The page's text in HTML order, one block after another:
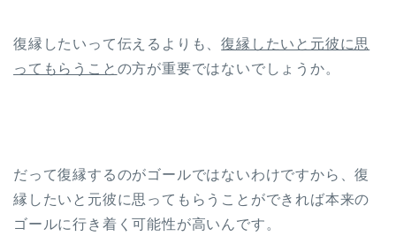
復縁したいって伝えるよりも、復縁したいと元彼に思
ってもらうこと の方が重要ではないでしょうか。
だって復縁するのがゴールではないわけですから、復
縁したいと元彼に思ってもらうことができれば本来の
ゴールに行き着く可能性が高いんです。